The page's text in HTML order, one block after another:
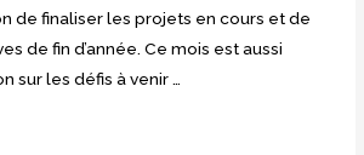
de finaliser les projets en cours et de
de fin d’année. Ce mois est aussi
sur les défis à venir …